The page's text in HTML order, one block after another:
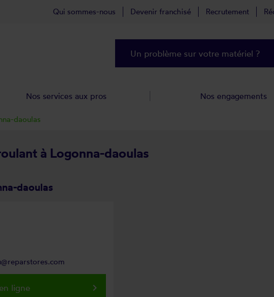
à Logonna-daoulas
daoulas
ligne keyboard_arrow_right
daoulas
Qui sommes-nous Devenir franchisé Recrutement
Un problème sur votre matériel ?
Nos services aux pros Nos engagements